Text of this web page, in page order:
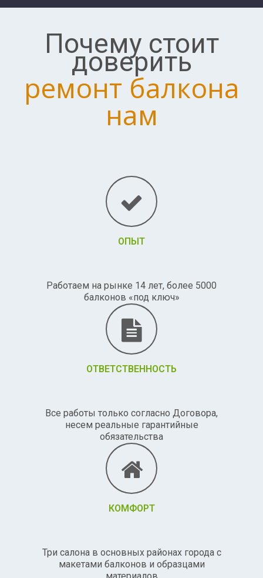
Почему стоит
доверить
ремонт балкона
нам
ОПЫТ
Работаем на рынке 14 лет, более 5000
балконов «под ключ»
ОТВЕТСТВЕННОСТЬ
Все работы только согласно Договора,
несем реальные гарантийные
обязательства
КОМФОРТ
Три салона в основных районах города с
макетами балконов и образцами
материалов